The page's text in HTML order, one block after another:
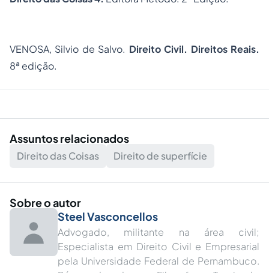
VENOSA, Silvio de Salvo. Direito Civil. Direitos Reais.
8ª edição.
Assuntos relacionados
Direito das Coisas Direito de superfície
Sobre o autor
Steel Vasconcellos
Advogado, militante na área civil;
Especialista em Direito Civil e Empresarial
pela Universidade Federal de Pernambuco.